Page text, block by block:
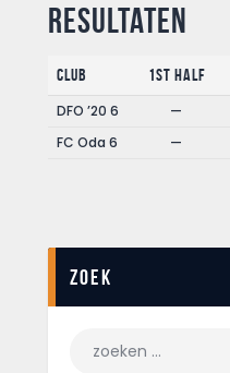
Resultaten
Club 1st Half
DFO ’20 6
—
FC Oda 6
—
Zoek